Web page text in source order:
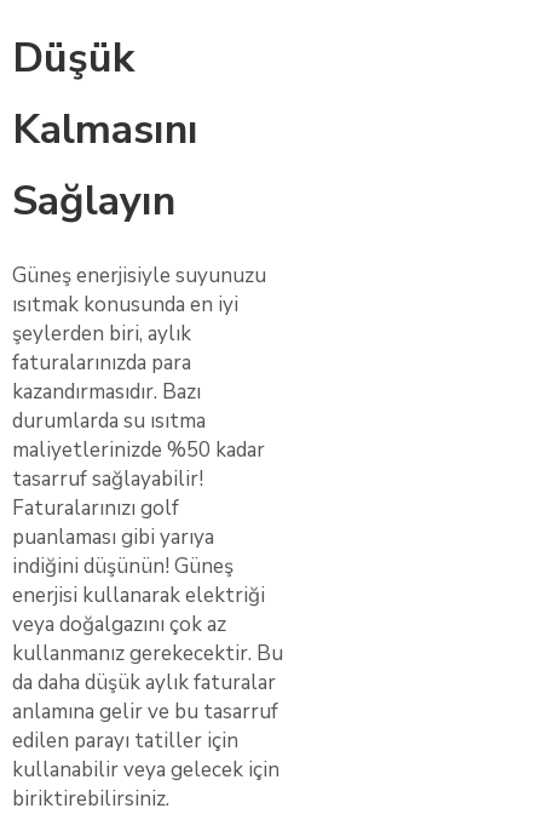
Düşük
Kalmasını
Sağlayın
Güneş enerjisiyle suyunuzu
ısıtmak konusunda en iyi
şeylerden biri, aylık
faturalarınızda para
kazandırmasıdır. Bazı
durumlarda su ısıtma
maliyetlerinizde %50 kadar
tasarruf sağlayabilir!
Faturalarınızı golf
puanlaması gibi yarıya
indiğini düşünün! Güneş
enerjisi kullanarak elektriği
veya doğalgazını çok az
kullanmanız gerekecektir. Bu
da daha düşük aylık faturalar
anlamına gelir ve bu tasarruf
edilen parayı tatiller için
kullanabilir veya gelecek için
biriktirebilirsiniz.